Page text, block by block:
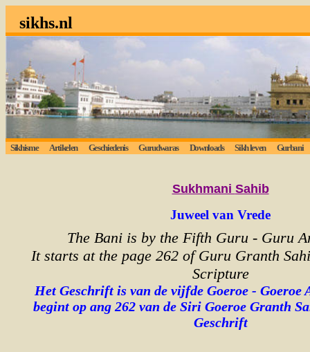
sikhs.nl
Sikhisme Artikelen Geschiedenis Gurudwaras Downloads Sikh leven Gurbani
Sukhmani Sahib
Juweel van Vrede
The Bani is by the Fifth Guru - Guru
It starts at the page 262 of Guru Granth
Scripture
Het Geschrift is van de vijfde Goeroe - Goeroe
begint op ang 262 van de Siri Goeroe Granth
Geschrift